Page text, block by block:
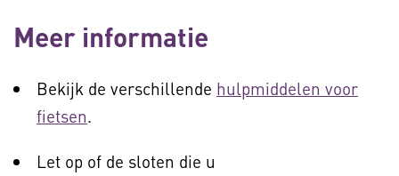
Meer informatie
Bekijk de verschillende hulpmiddelen voor
fietsen.
Let op of de sloten die u